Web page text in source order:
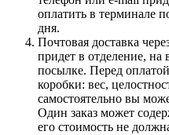
оплатить в терминале
дня.
Почтовая доставка
придет в отделение, на
посылке. Перед
коробки: вес,
самостоятельно вы
Один заказ может
его стоимость не